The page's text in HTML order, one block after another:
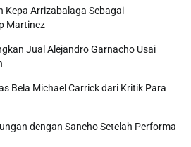
Kepa Arrizabalaga Sebagai
Martinez
Jual Alejandro Garnacho Usai
Bela Michael Carrick dari Kritik Para
dengan Sancho Setelah Performa